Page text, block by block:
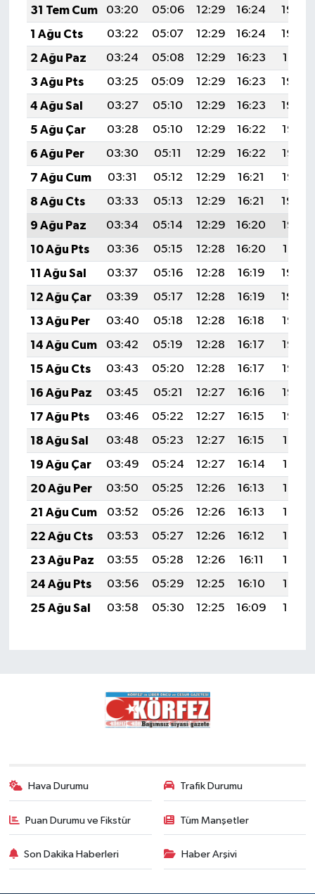
31 Tem Cum
03:20 05:06 12:29 16:24
19:43
1 Ağu Cts
03:22 05:07 12:29 16:24
19:42
2 Ağu Paz
03:24 05:08 12:29 16:23
19:41
3 Ağu Pts
03:25 05:09 12:29 16:23
19:40
4 Ağu Sal
03:27 05:10 12:29 16:23
19:39
5 Ağu Çar
03:28 05:10 12:29 16:22
19:38
6 Ağu Per
03:30 05:11 12:29 16:22
19:36
7 Ağu Cum
03:31 05:12 12:29 16:21
19:35
8 Ağu Cts
03:33 05:13 12:29 16:21
19:34
9 Ağu Paz
03:34 05:14 12:29 16:20
19:33
10 Ağu Pts
03:36 05:15 12:28 16:20
19:31
11 Ağu Sal
03:37 05:16 12:28 16:19
19:30
12 Ağu Çar
03:39 05:17 12:28 16:19
19:29
13 Ağu Per
03:40 05:18 12:28 16:18
19:28
14 Ağu Cum
03:42 05:19 12:28 16:17
19:26
15 Ağu Cts
03:43 05:20 12:28 16:17
19:25
16 Ağu Paz
03:45 05:21 12:27 16:16
19:23
17 Ağu Pts
03:46 05:22 12:27 16:15
19:22
18 Ağu Sal
03:48 05:23 12:27 16:15
19:21
19 Ağu Çar
03:49 05:24 12:27 16:14
19:19
20 Ağu Per
03:50 05:25 12:26 16:13
19:18
21 Ağu Cum
03:52 05:26 12:26 16:13
19:16
22 Ağu Cts
03:53 05:27 12:26 16:12
19:15
23 Ağu Paz
03:55 05:28 12:26 16:11
19:13
24 Ağu Pts
03:56 05:29 12:25 16:10
19:12
25 Ağu Sal
03:58 05:30 12:25 16:09 19:10
Hava Durumu Trafik Durumu
Puan Durumu ve Fikstür Tüm Manşetler
Son Dakika Haberleri Haber Arşivi